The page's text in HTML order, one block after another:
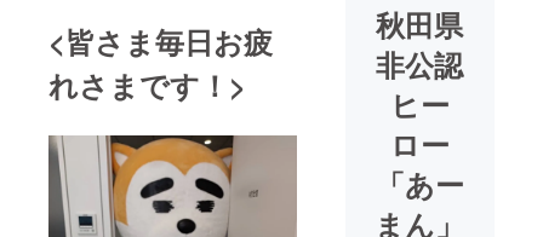
<皆さま毎日お疲
れさまです！>
秋田県
非公認
ヒー
ロー
「あー
まん」